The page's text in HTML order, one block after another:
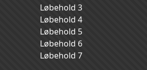
Løbehold 3
Løbehold 4
Løbehold 5
Løbehold 6
Løbehold 7